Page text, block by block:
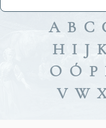
A B C
H I J
O Ó P
V W